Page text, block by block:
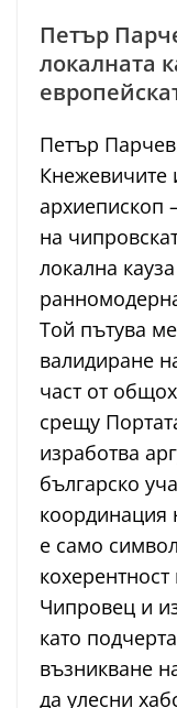
Петър
локалната
Петър
Кнежевичите
архиепископ
на
локална
Той пътува
валидиране
част от
срещу
изработва
българско
координация
е само
Чипровец и
като
възникване
да улесни